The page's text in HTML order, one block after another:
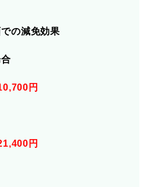
の減免効果
円
円